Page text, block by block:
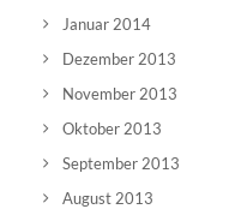
Januar 2014
Dezember 2013
November 2013
Oktober 2013
September 2013
August 2013